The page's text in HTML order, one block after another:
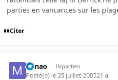
parties en vancances sur les
Citer
minao INpactien
Posté(e) le 25 juillet 200521 a